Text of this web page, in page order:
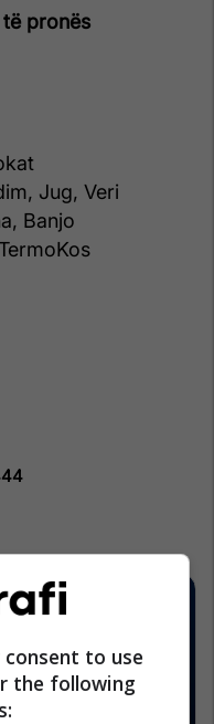
pronës
Jug, Veri
Banjo
to use
the following